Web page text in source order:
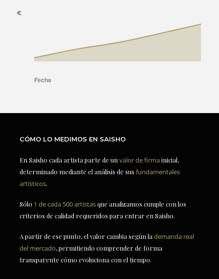
CÓMO LO MEDIMOS EN SAISHO
En Saisho cada artista parte de un valor de firmainicial,
determinado mediante el análisis de sus fundamentales
artísticos.
Sólo 1 de cada 500 artistasque analizamos cumple con los
criterios de calidad requeridos para entrar en Saisho.
A partir de ese punto, el valor cambia según la demanda real
del mercado, permitiendo comprender de forma
transparente cómo evoluciona con el tiempo.